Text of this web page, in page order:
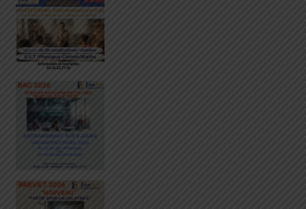
1ÈRE – OBJECTIF ÉPREUVE ANTICIPÉE DE MATHS 2026
ALERTE BREVET 3ᵉ – MATHS
Une nouvelle épreuve